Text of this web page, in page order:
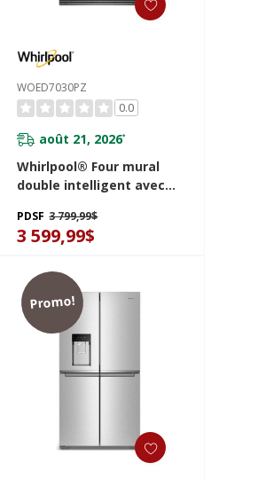
WOED7030PZ
0.0
août 21, 2026*
Whirlpool® Four mural
double intelligent avec
WOED7030PZ
PDSF 3 799,99$
3 599,99$
Promo!